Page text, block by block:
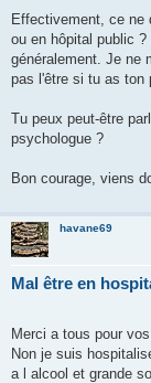
Effectivement, ce ne
ou en hôpital public
généralement. Je ne
pas l'être si tu as ton
Tu peux peut-être
psychologue ?
Bon courage, viens
havane69
Mal être en
Merci a tous pour vos
Non je suis
a l alcool et grande